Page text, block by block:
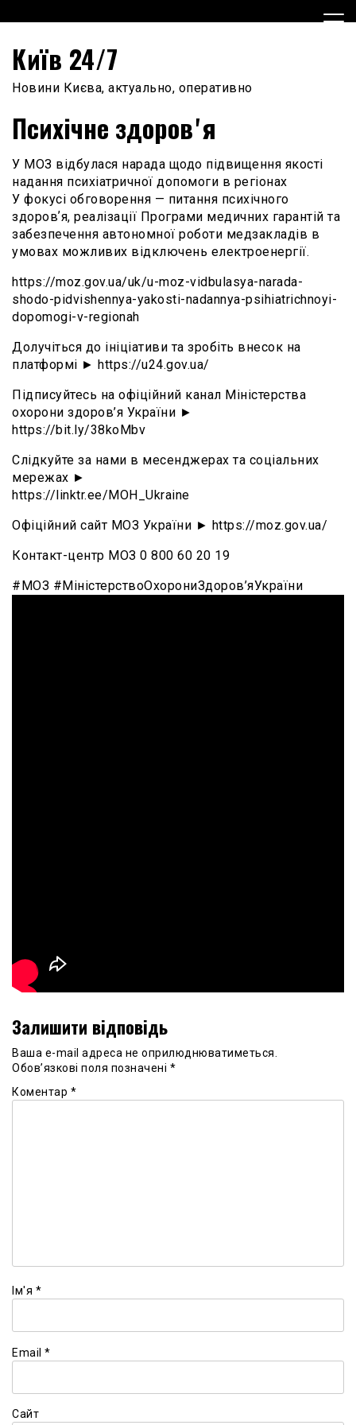
to
Київ 24/7
Новини Києва, актуально, оперативно
Психічне здоровʼя
У МОЗ відбулася нарада щодо підвищення якості
надання психіатричної допомоги в регіонах
У фокусі обговорення — питання психічного
здоровʼя, реалізації Програми медичних гарантій та
забезпечення автономної роботи медзакладів в
умовах можливих відключень електроенергії.
https://moz.gov.ua/uk/u-moz-vidbulasya-narada-
shodo-pidvishennya-yakosti-nadannya-psihiatrichnoyi-
dopomogi-v-regionah
Долучіться до ініціативи та зробіть внесок на
платформі ► https://u24.gov.ua/
Підписуйтесь на офіційний канал Міністерства
охорони здоров’я України ►
https://bit.ly/38koMbv
Слідкуйте за нами в месенджерах та соціальних
мережах ►
https://linktr.ee/MOH_Ukraine
Офіційний сайт МОЗ України ► https://moz.gov.ua/
Контакт-центр МОЗ 0 800 60 20 19
#МОЗ #МіністерствоОхорониЗдоров’яУкраїни
Залишити відповідь
Ваша e-mail адреса не оприлюднюватиметься.
Обов’язкові поля позначені *
Коментар *
Ім'я *
Email *
Сайт